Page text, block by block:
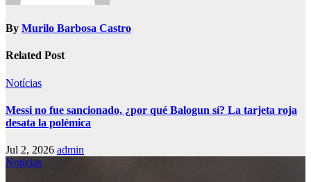
By Murilo Barbosa Castro
Related Post
Notícias
Messi no fue sancionado, ¿por qué Balogun sí? La tarjeta roja
desata la polémica
Jul 2, 2026 admin
Notícias